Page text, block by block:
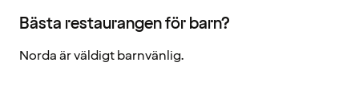
Bästa restaurangen för barn?
Norda är väldigt barnvänlig.